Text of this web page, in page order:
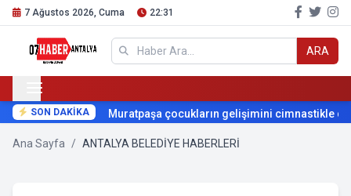
7 Ağustos 2026, Cuma 22:31
ARA
SON DAKİKAMuratpaşa çocukların gelişimini cimnastikle
Ana Sayfa / ANTALYA BELEDİYE HABERLERİ